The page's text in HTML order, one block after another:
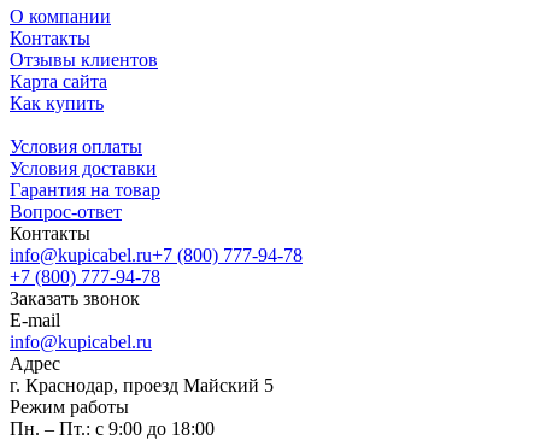
О компании
Контакты
Отзывы клиентов
Карта сайта
Как купить
Условия оплаты
Условия доставки
Гарантия на товар
Вопрос-ответ
Контакты
info@kupicabel.ru+7 (800) 777-94-78
+7 (800) 777-94-78
Заказать звонок
E-mail
info@kupicabel.ru
Адрес
г. Краснодар, проезд Майский 5
Режим работы
Пн. – Пт.: с 9:00 до 18:00